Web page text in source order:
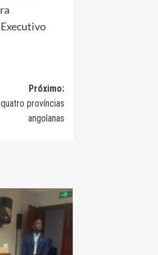
Próximo:
províncias
angolanas